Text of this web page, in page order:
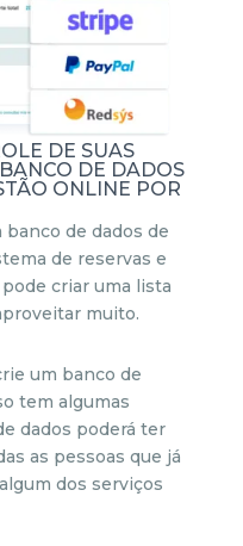
DE SUAS
DE DADOS
ONLINE POR
de dados de
de reservas e
criar uma lista
muito.
um banco de
tem algumas
dados poderá ter
as pessoas que já
dos serviços